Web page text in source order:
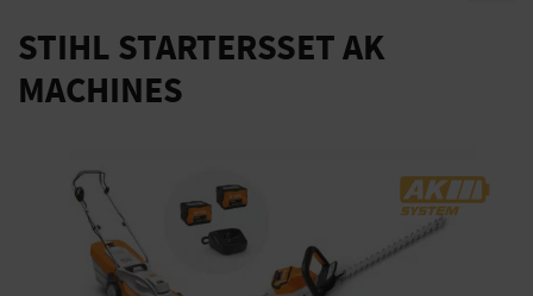
STIHL STARTERSSET AK
MACHINES